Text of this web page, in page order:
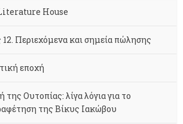
House
Περιεχόμενα και σημεία πώλησης
εποχή
της Ουτοπίας: λίγα λόγια για το
της Βίκυς Ιακώβου